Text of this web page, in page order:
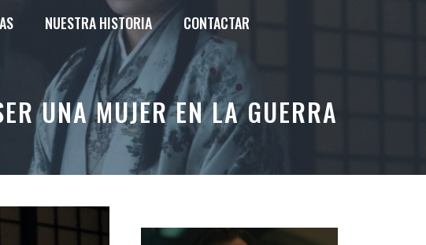
NUESTRA HISTORIA CONTACTAR
UNA MUJER EN LA GUERRA